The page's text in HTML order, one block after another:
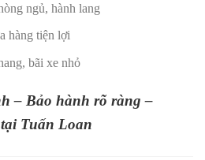
ngủ, hành lang
hàng tiện lợi
bãi xe nhỏ
– Bảo hành rõ ràng –
Tuấn Loan